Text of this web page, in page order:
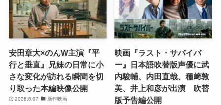
安田章大×のんW主演『平
行と垂直』兄妹の日常に小
さな変化が訪れる瞬間を切
り取った本編映像公開
2026.8.07 新作映画
映画『ラスト・サバイバ
ー』日本語吹替版声優に武
内駿輔、内田直哉、種﨑敦
美、井上和彦が出演 吹替
版予告編公開